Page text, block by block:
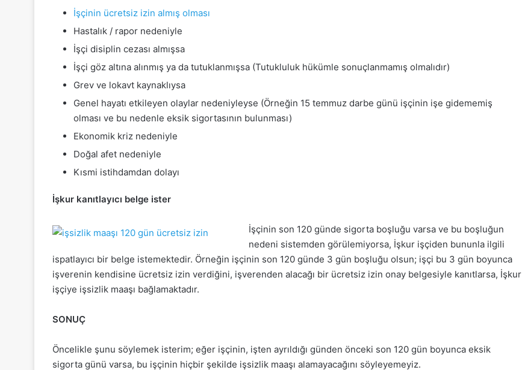
İşçinin ücretsiz izin almış olması
Hastalık / rapor nedeniyle
İşçi disiplin cezası almışsa
İşçi göz altına alınmış ya da tutuklanmışsa (Tutukluluk hükümle sonuçlanmamış olmalıdır)
Grev ve lokavt kaynaklıysa
Genel hayatı etkileyen olaylar nedeniyleyse (Örneğin 15 temmuz darbe günü işçinin işe gidememiş
olması ve bu nedenle eksik sigortasının bulunması)
Ekonomik kriz nedeniyle
Doğal afet nedeniyle
Kısmi istihdamdan dolayı
İşkur kanıtlayıcı belge ister
İşçinin son 120 günde sigorta boşluğu varsa ve bu boşluğun
nedeni sistemden görülemiyorsa, İşkur işçiden bununla ilgili
ispatlayıcı bir belge istemektedir. Örneğin işçinin son 120 günde 3 gün boşluğu olsun; işçi bu 3 gün boyunca
işverenin kendisine ücretsiz izin verdiğini, işverenden alacağı bir ücretsiz izin onay belgesiyle kanıtlarsa, İşkur
işçiye işsizlik maaşı bağlamaktadır.
SONUÇ
Öncelikle şunu söylemek isterim; eğer işçinin, işten ayrıldığı günden önceki son 120 gün boyunca eksik
sigorta günü varsa, bu işçinin hiçbir şekilde işsizlik maaşı alamayacağını söyleyemeyiz.